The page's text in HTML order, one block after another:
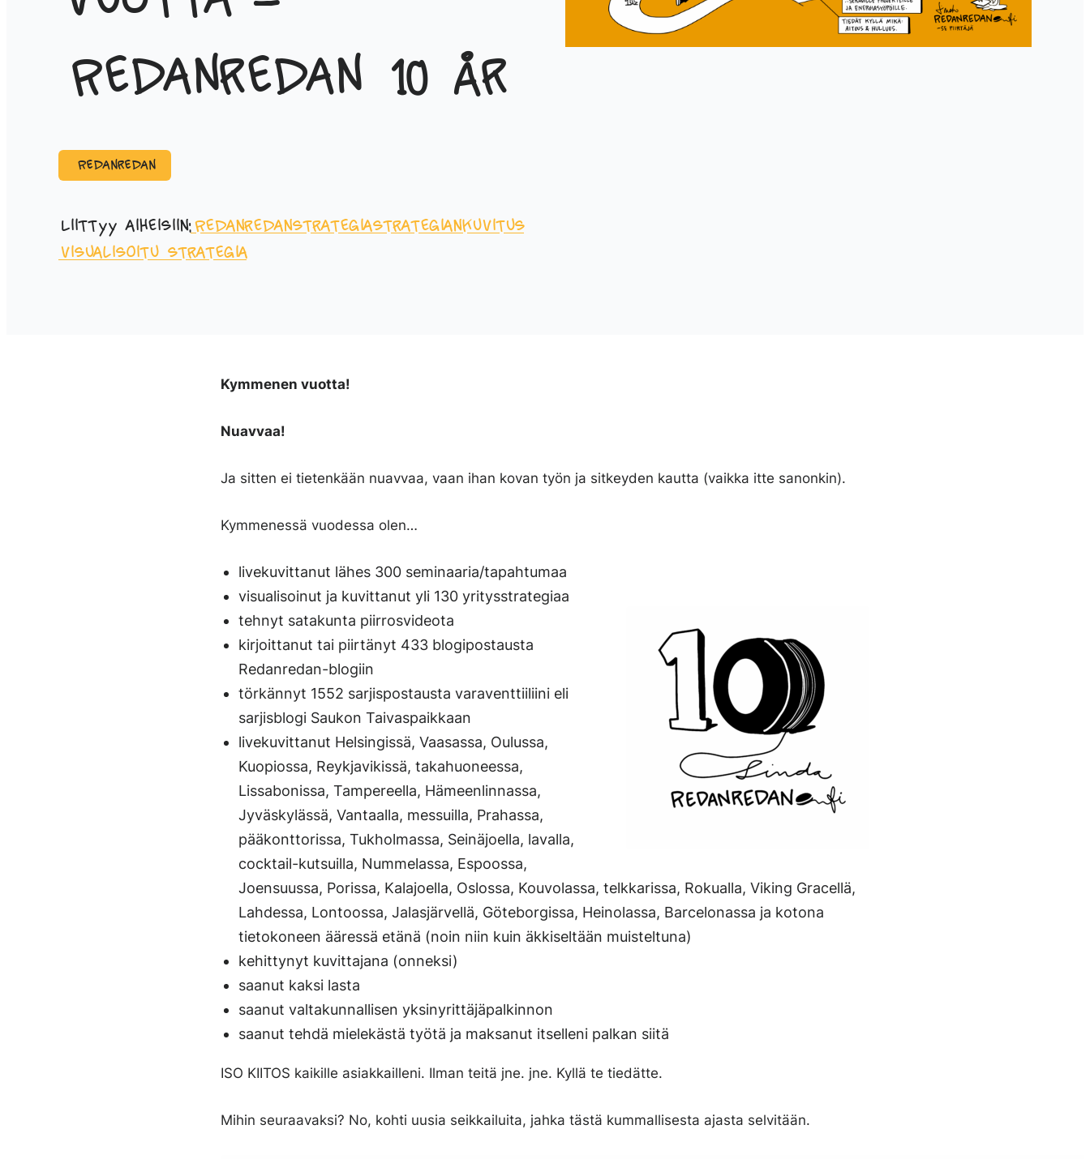
Redanredan 10 år
Redanredan
Liittyy aiheisiin:Redanredanstrategiastrategiankuvitus
visualisoitu strategia
Kymmenen vuotta!
Nuavvaa!
Ja sitten ei tietenkään nuavvaa, vaan ihan kovan työn ja sitkeyden kautta (vaikka itte sanonkin).
Kymmenessä vuodessa olen…
livekuvittanut lähes 300 seminaaria/tapahtumaa
visualisoinut ja kuvittanut yli 130 yritysstrategiaa
tehnyt satakunta piirrosvideota
kirjoittanut tai piirtänyt 433 blogipostausta
Redanredan-blogiin
törkännyt 1552 sarjispostausta varaventtiiliini eli
sarjisblogi Saukon Taivaspaikkaan
livekuvittanut Helsingissä, Vaasassa, Oulussa,
Kuopiossa, Reykjavikissä, takahuoneessa,
Lissabonissa, Tampereella, Hämeenlinnassa,
Jyväskylässä, Vantaalla, messuilla, Prahassa,
pääkonttorissa, Tukholmassa, Seinäjoella, lavalla,
cocktail-kutsuilla, Nummelassa, Espoossa,
Joensuussa, Porissa, Kalajoella, Oslossa, Kouvolassa, telkkarissa, Rokualla, Viking Gracellä,
Lahdessa, Lontoossa, Jalasjärvellä, Göteborgissa, Heinolassa, Barcelonassa ja kotona
tietokoneen ääressä etänä (noin niin kuin äkkiseltään muisteltuna)
kehittynyt kuvittajana (onneksi)
saanut kaksi lasta
saanut valtakunnallisen yksinyrittäjäpalkinnon
saanut tehdä mielekästä työtä ja maksanut itselleni palkan siitä
ISO KIITOS kaikille asiakkailleni. Ilman teitä jne. jne. Kyllä te tiedätte.
Mihin seuraavaksi? No, kohti uusia seikkailuita, jahka tästä kummallisesta ajasta selvitään.